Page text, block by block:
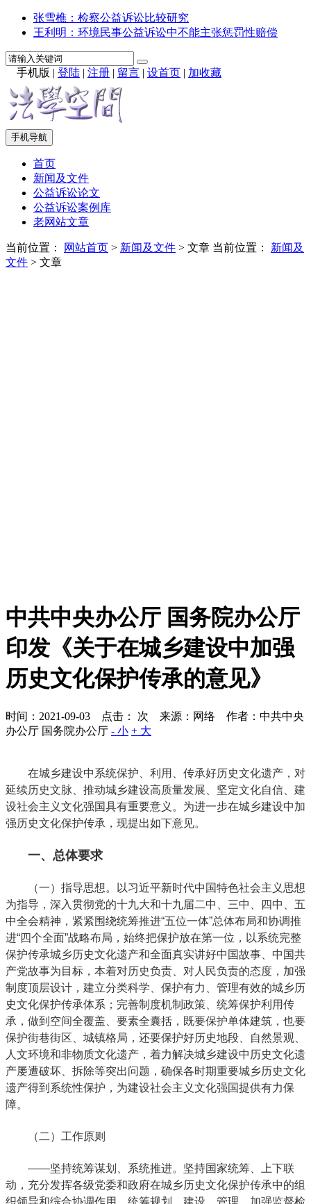
张雪樵：检察公益诉讼比较研究
王利明：环境民事公益诉讼中不能主张惩罚性赔偿
手机版 | 登陆 | 注册 | 留言 | 设首页 | 加收藏
手机导航
首页
新闻及文件
公益诉讼论文
公益诉讼案例库
老网站文章
当前位置： 网站首页 > 新闻及文件 > 文章 当前位置： 新闻及
文件 > 文章
中共中央办公厅 国务院办公厅
印发《关于在城乡建设中加强
历史文化保护传承的意见》
时间：2021-09-03 点击： 次 来源：网络 作者：中共中央
办公厅 国务院办公厅 - 小 + 大
在城乡建设中系统保护、利用、传承好历史文化遗产，对
延续历史文脉、推动城乡建设高质量发展、坚定文化自信、建
设社会主义文化强国具有重要意义。为进一步在城乡建设中加
强历史文化保护传承，现提出如下意见。
一、总体要求
（一）指导思想。以习近平新时代中国特色社会主义思想
为指导，深入贯彻党的十九大和十九届二中、三中、四中、五
中全会精神，紧紧围绕统筹推进“五位一体”总体布局和协调推
进“四个全面”战略布局，始终把保护放在第一位，以系统完整
保护传承城乡历史文化遗产和全面真实讲好中国故事、中国共
产党故事为目标，本着对历史负责、对人民负责的态度，加强
制度顶层设计，建立分类科学、保护有力、管理有效的城乡历
史文化保护传承体系；完善制度机制政策、统筹保护利用传
承，做到空间全覆盖、要素全囊括，既要保护单体建筑，也要
保护街巷街区、城镇格局，还要保护好历史地段、自然景观、
人文环境和非物质文化遗产，着力解决城乡建设中历史文化遗
产屡遭破坏、拆除等突出问题，确保各时期重要城乡历史文化
遗产得到系统性保护，为建设社会主义文化强国提供有力保
障。
（二）工作原则
——坚持统筹谋划、系统推进。坚持国家统筹、上下联
动，充分发挥各级党委和政府在城乡历史文化保护传承中的组
织领导和综合协调作用，统筹规划、建设、管理，加强监督检